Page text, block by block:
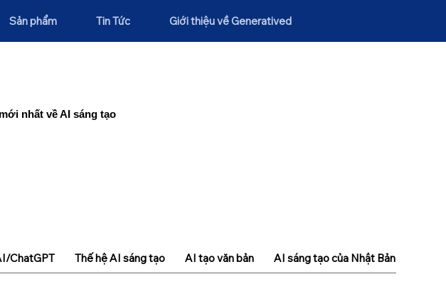
Sản phẩm Tin Tức Giới thiệu về Generatived
nhất về AI sáng tạo
ChatGPT Thế hệ AI sáng tạo AI tạo văn bản AI sáng tạo của Nhật Bản